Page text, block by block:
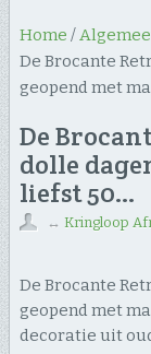
Home /
De Brocante
geopend met
De
dolle
liefst 50…
↔ Kringloop
De Brocante
geopend met
decoratie uit